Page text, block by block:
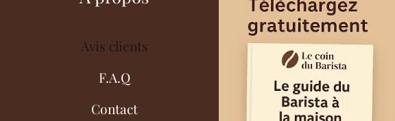
Avis clients
F.A.Q
Contact